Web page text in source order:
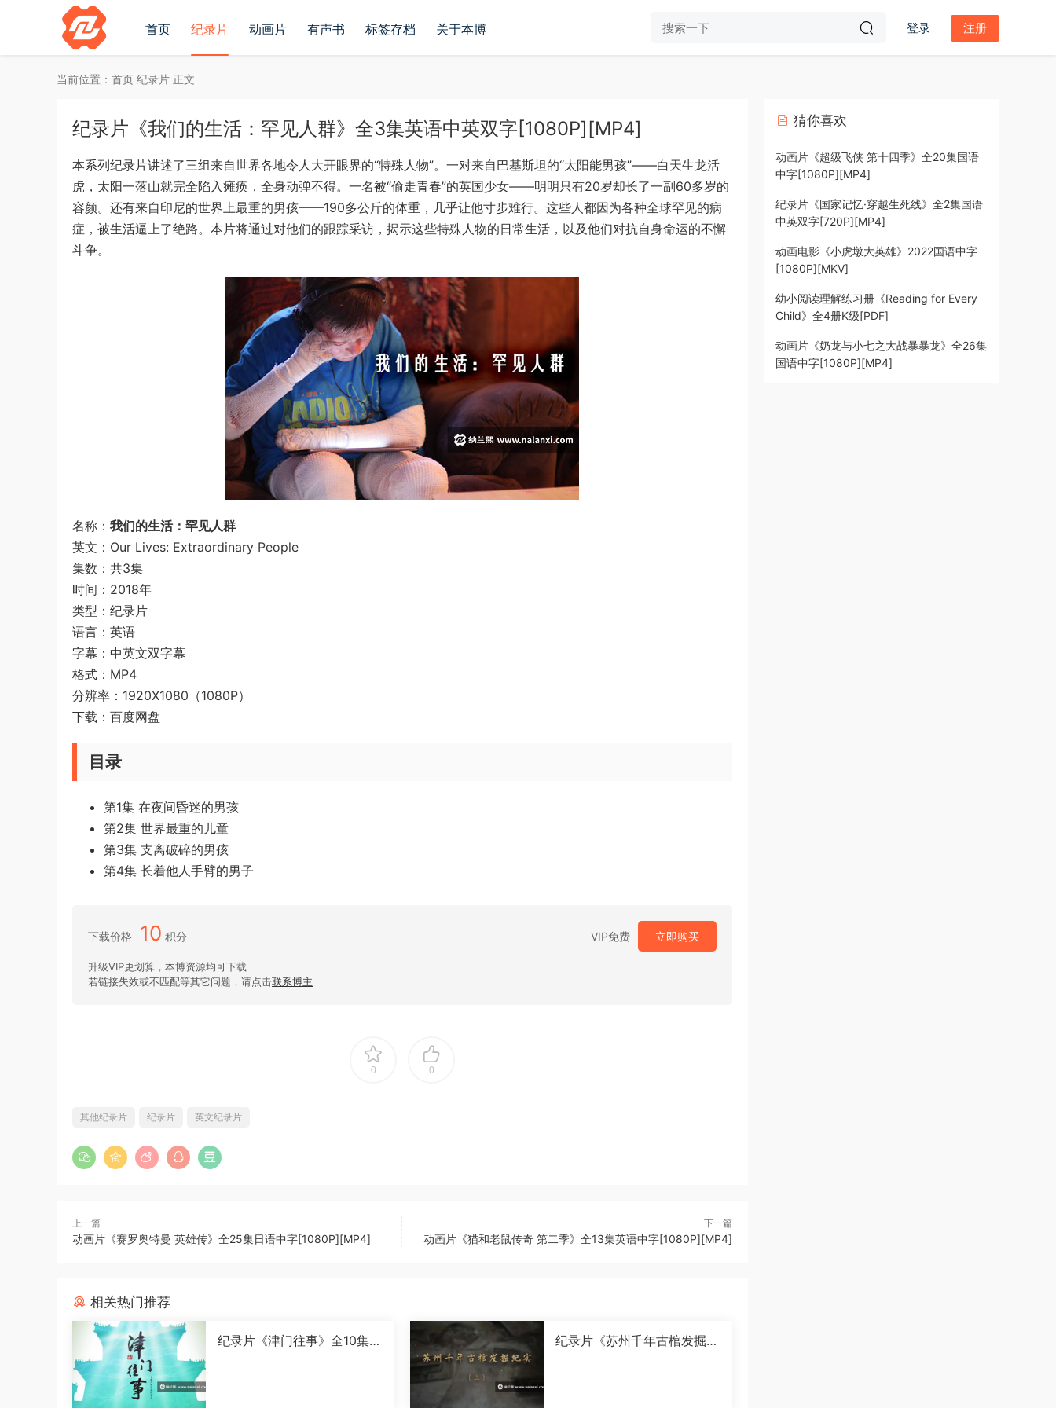
首页 纪录片 动画片 有声书 标签存档 关于本博 登录 注册
当前位置： 首页 纪录片 正文
纪录片《我们的生活：罕见人群》全3集英语中英双字[1080P][MP4]
本系列纪录片讲述了三组来自世界各地令人大开眼界的“特殊人物”。一对来自巴基斯坦的“太阳能男孩”——白天生龙活
虎，太阳一落山就完全陷入瘫痪，全身动弹不得。一名被“偷走青春”的英国少女——明明只有20岁却长了一副60多岁的
容颜。还有来自印尼的世界上最重的男孩——190多公斤的体重，几乎让他寸步难行。这些人都因为各种全球罕见的病
症，被生活逼上了绝路。本片将通过对他们的跟踪采访，揭示这些特殊人物的日常生活，以及他们对抗自身命运的不懈
斗争。
名称： 我们的生活：罕见人群
英文：Our Lives: Extraordinary People
集数：共3集
时间：2018年
类型：纪录片
语言：英语
字幕：中英文双字幕
格式：MP4
分辨率：1920X1080（1080P）
下载：百度网盘
目录
第1集 在夜间昏迷的男孩
第2集 世界最重的儿童
第3集 支离破碎的男孩
第4集 长着他人手臂的男子
下载价格 10 积分 VIP免费 立即购买
升级VIP更划算，本博资源均可下载
若链接失效或不匹配等其它问题，请点击联系博主
0 0
其他纪录片 纪录片 英文纪录片
上一篇
动画片《赛罗奥特曼 英雄传》全25集日语中字[1080P][MP4]
下一篇
动画片《猫和老鼠传奇 第二季》全13集英语中字[1080P][MP4]
相关热门推荐
纪录片《津门往事》全10集国
纪录片《苏州千年古棺发掘纪
猜你喜欢
动画片《超级飞侠 第十四季》全20集国语
中字[1080P][MP4]
纪录片《国家记忆·穿越生死线》全2集国语
中英双字[720P][MP4]
动画电影《小虎墩大英雄》2022国语中字
[1080P][MKV]
幼小阅读理解练习册《Reading for Every
Child》全4册K级[PDF]
动画片《奶龙与小七之大战暴暴龙》全26集
国语中字[1080P][MP4]